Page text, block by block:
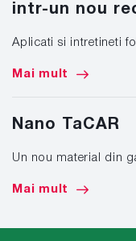
intr-un nou
Aplicati si intretineti
Mai mult
Nano TaCAR
Un nou material din
Mai mult